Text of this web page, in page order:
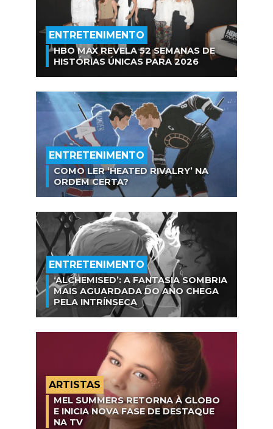
ENTRETENIMENTO
HBO MAX REVELA 52 SEMANAS DE
HISTÓRIAS ÚNICAS PARA 2026
ENTRETENIMENTO
COMO LER ‘HEATED RIVALRY’ NA
ORDEM CERTA?
ENTRETENIMENTO
‘ALCHEMISED’: A FANTASIA SOMBRIA
MAIS AGUARDADA DO ANO CHEGA
PELA INTRÍNSECA
ARTISTAS
MEL SUMMERS RETORNA À GLOBO
E INICIA NOVA FASE DE DESTAQUE
NA TV